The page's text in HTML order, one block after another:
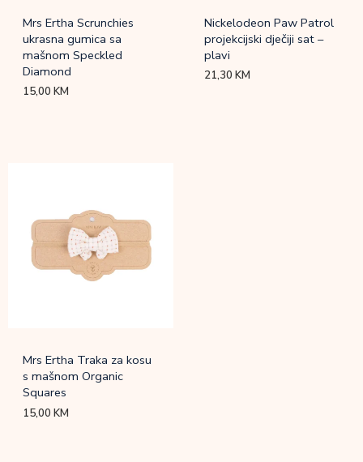
Mrs Ertha Scrunchies
ukrasna gumica sa
mašnom Speckled
Diamond
15,00KM
Nickelodeon Paw Patrol
projekcijski dječiji sat –
plavi
21,30KM
Mrs Ertha Traka za kosu
s mašnom Organic
Squares
15,00KM